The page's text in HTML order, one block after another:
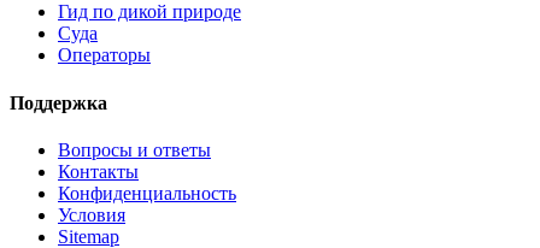
Гид по дикой природе
Суда
Операторы
Поддержка
Вопросы и ответы
Контакты
Конфиденциальность
Условия
Sitemap